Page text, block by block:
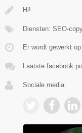
Hi!
Diensten: SEO-
Er wordt gewerkt
Laatste facebook
Sociale media: